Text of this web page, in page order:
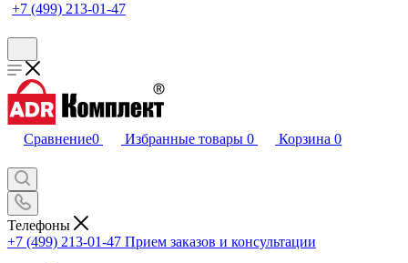
+7 (499) 213-01-47
Сравнение0 Избранные товары 0 Корзина 0
Телефоны
+7 (499) 213-01-47 Прием заказов и консультации